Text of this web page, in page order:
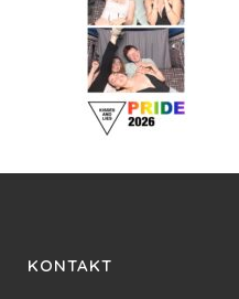
KONTAKT